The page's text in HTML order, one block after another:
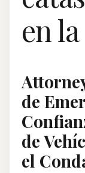
en
de
de
el